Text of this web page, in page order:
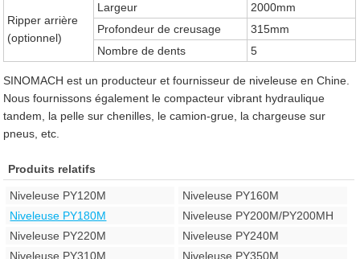
Ripper arrière
(optionnel)
Largeur
2000mm
Profondeur de creusage
315mm
Nombre de dents
5
SINOMACH est un producteur et fournisseur de niveleuse en Chine.
Nous fournissons également le compacteur vibrant hydraulique
tandem, la pelle sur chenilles, le camion-grue, la chargeuse sur
pneus, etc.
Produits relatifs
Niveleuse PY120M
Niveleuse PY160M
Niveleuse PY180M
Niveleuse PY200M/PY200MH
Niveleuse PY220M
Niveleuse PY240M
Niveleuse PY310M
Niveleuse PY350M